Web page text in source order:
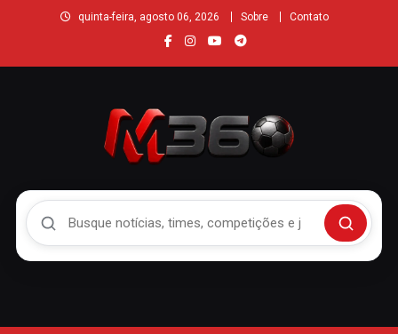
quinta-feira, agosto 06, 2026 Sobre Contato
Buscar